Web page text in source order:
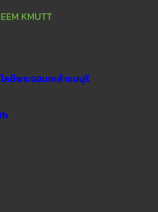
KMUTT
ลยีพระจอมเกล้าธนบุรี